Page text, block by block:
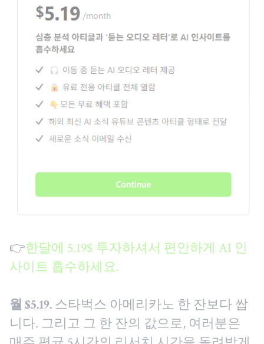
👉한달에 5.19$ 투자하셔서 편안하게 AI 인
사이트 흡수하세요.
월 $5.19. 스타벅스 아메리카노 한 잔보다 쌉
니다. 그리고 그 한 잔의 값으로, 여러분은